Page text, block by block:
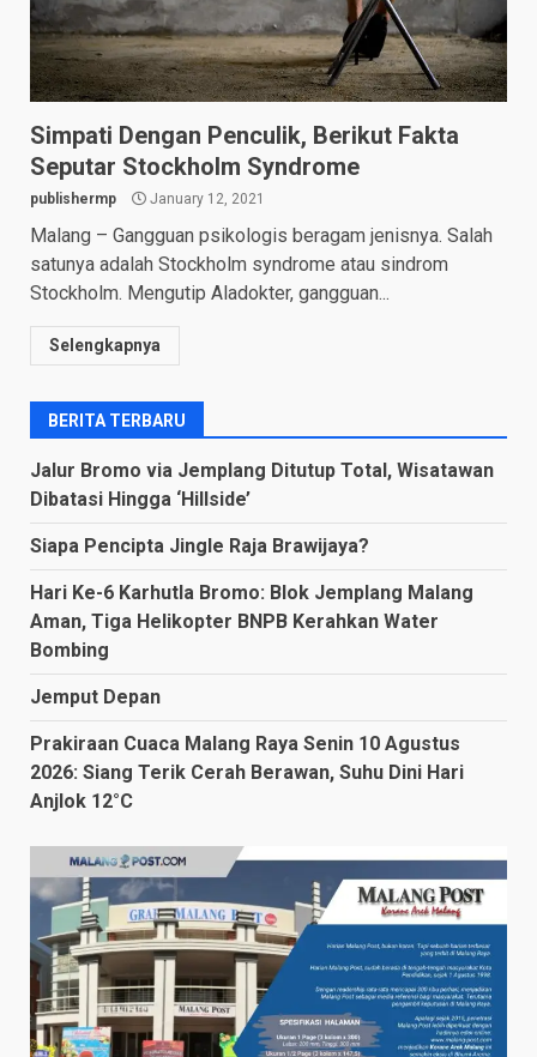
Simpati Dengan Penculik, Berikut Fakta
Seputar Stockholm Syndrome
publishermp January 12, 2021
Malang – Gangguan psikologis beragam jenisnya. Salah
satunya adalah Stockholm syndrome atau sindrom
Stockholm. Mengutip Aladokter, gangguan...
Selengkapnya
BERITA TERBARU
Jalur Bromo via Jemplang Ditutup Total, Wisatawan
Dibatasi Hingga ‘Hillside’
Siapa Pencipta Jingle Raja Brawijaya?
Hari Ke-6 Karhutla Bromo: Blok Jemplang Malang
Aman, Tiga Helikopter BNPB Kerahkan Water
Bombing
Jemput Depan
Prakiraan Cuaca Malang Raya Senin 10 Agustus
2026: Siang Terik Cerah Berawan, Suhu Dini Hari
Anjlok 12°C